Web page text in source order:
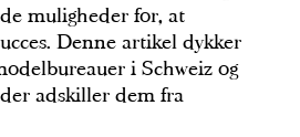
muligheder for, at
Denne artikel dykker
i Schweiz og
adskiller dem fra